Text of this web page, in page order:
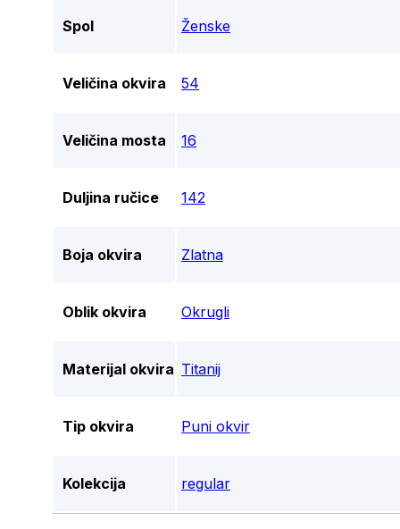
Spol Ženske
Veličina okvira 54
Veličina mosta 16
Duljina ručice 142
Boja okvira Zlatna
Oblik okvira Okrugli
Materijal okvira Titanij
Tip okvira Puni okvir
Kolekcija regular